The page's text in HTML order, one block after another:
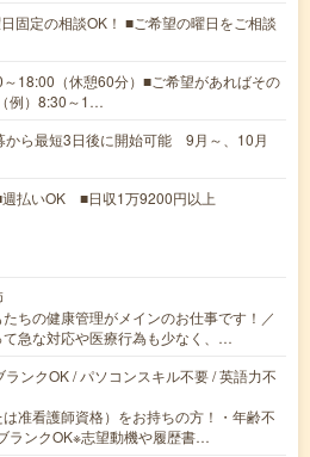
固定の相談OK！ ■ご希望の曜日をご相談
～18:00（休憩60分）■ご希望があればその
例）8:30～1…
ら最短3日後に開始可能 9月～、10月
払いOK ■日収1万9200円以上
ちの健康管理がメインのお仕事です！／
急な対応や医療行為も少なく、…
ランクOK / パソコンスキル不要 / 英語力不
准看護師資格）をお持ちの方！・年齢不
ランクOK※志望動機や履歴書…